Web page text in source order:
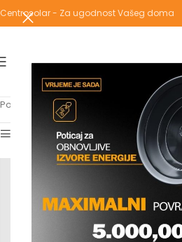
Centrosolar - Za ugodnost Vašeg doma
Početna Proizvodi označeni “ariston”
Show sidebar